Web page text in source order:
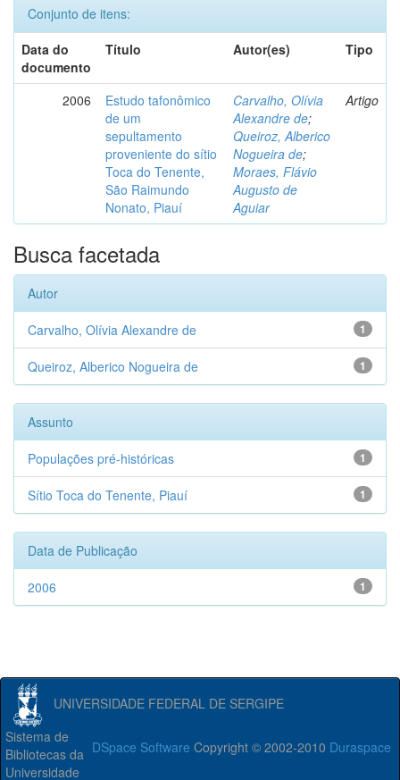
Conjunto de itens:
Data do
documento
Título Autor(es) Tipo
2006
Estudo tafonômico
de um
sepultamento
proveniente do sítio
Toca do Tenente,
São Raimundo
Nonato, Piauí
Carvalho, Olívia
Alexandre de;
Queiroz, Alberico
Nogueira de;
Moraes, Flávio
Augusto de
Aguiar
Artigo
Busca facetada
Autor
1
Carvalho, Olívia Alexandre de
1
Queiroz, Alberico Nogueira de
Assunto
1
Populações pré-históricas
1
Sítio Toca do Tenente, Piauí
Data de Publicação
1
2006
UNIVERSIDADE FEDERAL DE SERGIPE
DSpace Software Copyright © 2002-2010 Duraspace
Sistema de
Bibliotecas da
Universidade